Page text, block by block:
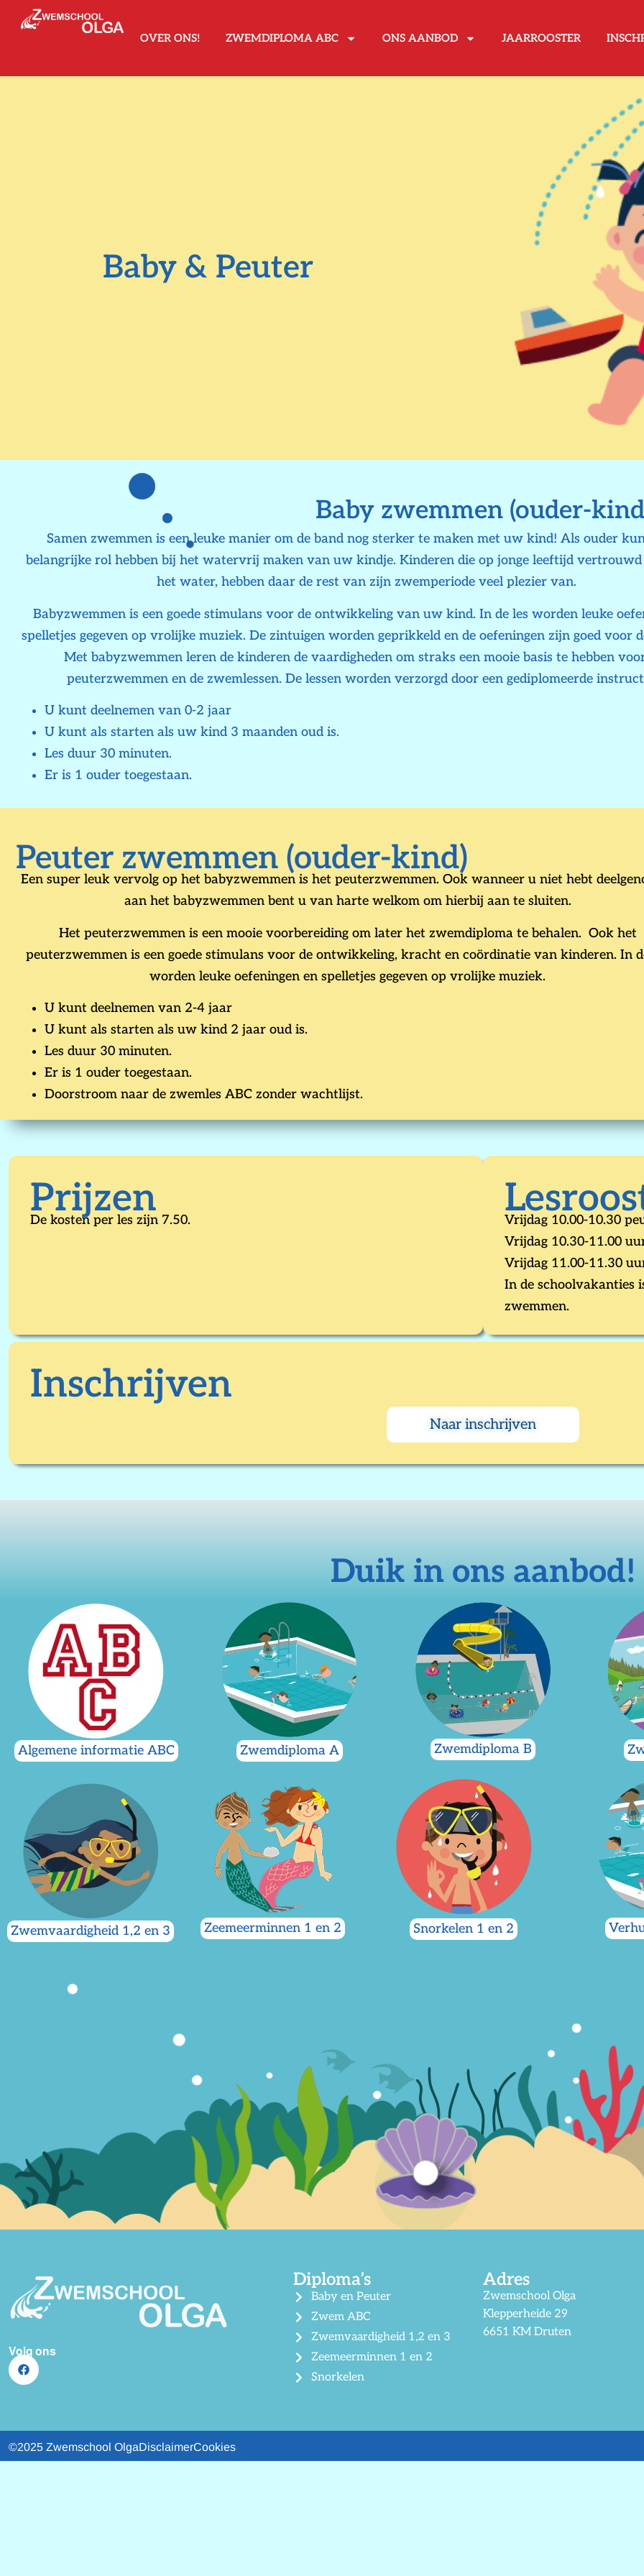
OVER ONS! ZWEMDIPLOMA ABC ONS AANBOD JAARROOSTER
Baby & Peuter
Baby zwemmen (ouder-
Samen zwemmen is een leuke manier om de band nog sterker te maken met uw kind! Als ouder
belangrijke rol hebben bij het watervrij maken van uw kindje. Kinderen die op jonge leeftijd
het water, hebben daar de rest van zijn zwemperiode veel plezier van.
Babyzwemmen is een goede stimulans voor de ontwikkeling van uw kind. In de les worden leuke
spelletjes gegeven op vrolijke muziek. De zintuigen worden geprikkeld en de oefeningen zijn goed voor
Met babyzwemmen leren de kinderen de vaardigheden om straks een mooie basis te hebben
peuterzwemmen en de zwemlessen. De lessen worden verzorgd door een gediplomeerde
U kunt deelnemen van 0-2 jaar
U kunt als starten als uw kind 3 maanden oud is.
Les duur 30 minuten.
Er is 1 ouder toegestaan.
Peuter zwemmen (ouder-kind)
Een super leuk vervolg op het babyzwemmen is het peuterzwemmen. Ook wanneer u niet hebt
aan het babyzwemmen bent u van harte welkom om hierbij aan te sluiten.
Het peuterzwemmen is een mooie voorbereiding om later het zwemdiploma te behalen. Ook het
peuterzwemmen is een goede stimulans voor de ontwikkeling, kracht en coördinatie van kinderen. In
worden leuke oefeningen en spelletjes gegeven op vrolijke muziek.
U kunt deelnemen van 2-4 jaar
U kunt als starten als uw kind 2 jaar oud is.
Les duur 30 minuten.
Er is 1 ouder toegestaan.
Doorstroom naar de zwemles ABC zonder wachtlijst.
Prijzen
De kosten per les zijn 7.50.
Vrijdag 10.00-10.30
Vrijdag 10.30-11.00
Vrijdag 11.00-11.30
In de schoolvakanties
zwemmen.
Inschrijven
Naar inschrijven
Duik in ons aanbod!
Algemene informatie ABC Zwemdiploma A Zwemdiploma B
Zwemvaardigheid 1,2 en 3 Zeemeerminnen 1 en 2 Snorkelen 1 en 2
Volg ons
Diploma’s
Baby en Peuter
Zwem ABC
Zwemvaardigheid 1,2 en 3
Zeemeerminnen 1 en 2
Snorkelen
Adres
Zwemschool Olga
Klepperheide 29
6651 KM Druten
©2025 Zwemschool OlgaDisclaimerCookies